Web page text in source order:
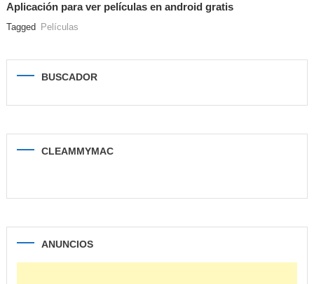
Aplicación para ver películas en android gratis
Tagged Películas
BUSCADOR
CLEAMMYMAC
ANUNCIOS